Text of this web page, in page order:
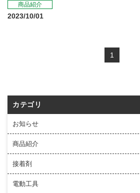
商品紹介
2023/10/01
1
カテゴリ
お知らせ
商品紹介
接着剤
電動工具